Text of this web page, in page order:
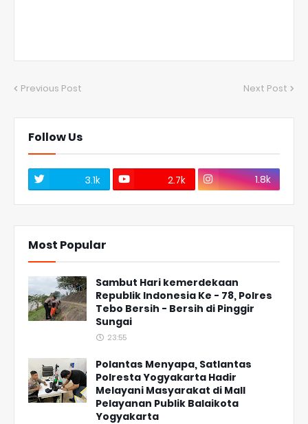
Previous Post Next Post
Follow Us
3.1k 2.7k 1.8k
Most Popular
Sambut Hari kemerdekaan
Republik Indonesia Ke - 78, Polres
Tebo Bersih - Bersih di Pinggir
Sungai
23:55
Polantas Menyapa, Satlantas
Polresta Yogyakarta Hadir
Melayani Masyarakat di Mall
Pelayanan Publik Balaikota
Yogyakarta